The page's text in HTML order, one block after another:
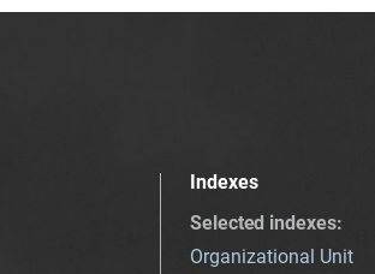
Indexes
Selected indexes:
Organizational Unit